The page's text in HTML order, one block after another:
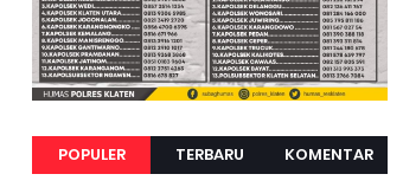
POPULER TERBARU KOMENTAR